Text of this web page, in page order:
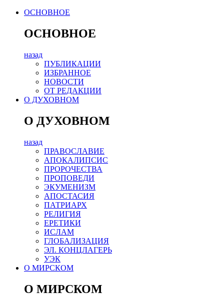
ОСНОВНОЕ
ОСНОВНОЕ
назад
ПУБЛИКАЦИИ
ИЗБРАННОЕ
НОВОСТИ
ОТ РЕДАКЦИИ
О ДУХОВНОМ
О ДУХОВНОМ
назад
ПРАВОСЛАВИЕ
АПОКАЛИПСИС
ПРОРОЧЕСТВА
ПРОПОВЕДИ
ЭКУМЕНИЗМ
АПОСТАСИЯ
ПАТРИАРХ
РЕЛИГИЯ
ЕРЕТИКИ
ИСЛАМ
ГЛОБАЛИЗАЦИЯ
ЭЛ. КОНЦЛАГЕРЬ
УЭК
О МИРСКОМ
О МИРСКОМ